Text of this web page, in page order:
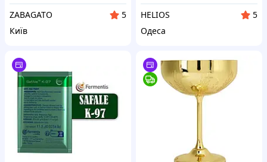
ZABAGATO
5
Київ
HELIOS
5
Одеса